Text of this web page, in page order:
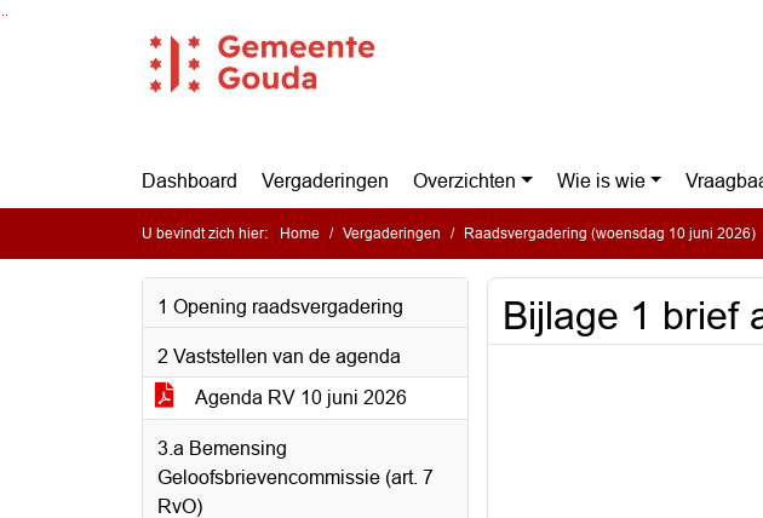
Ga naar de inhoud van deze pagina
Ga naar het zoeken
Ga naar het menu
Dashboard Vergaderingen Overzichten Wie is wie
U bevindt zich hier: Home Vergaderingen Raadsvergadering (woensdag 10 juni 2026)
1 Opening raadsvergadering
2 Vaststellen van de agenda
Agenda RV 10 juni 2026
3.a Bemensing
Geloofsbrievencommissie (art. 7
RvO)
Bijlage 1 brief